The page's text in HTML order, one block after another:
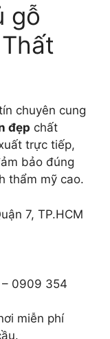
gỗ
chuyên cung
đẹp chất
trực tiếp,
bảo đúng
thẩm mỹ cao.
7, TP.HCM
0909 354
miễn phí